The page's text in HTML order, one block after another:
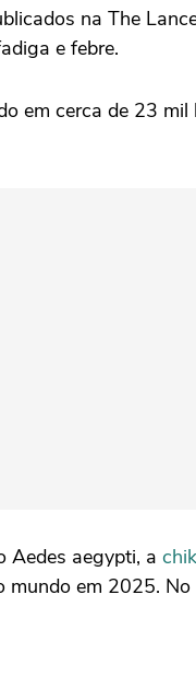
na The
e febre.
em cerca de 23
Aedes aegypti, a
mundo em 2025.